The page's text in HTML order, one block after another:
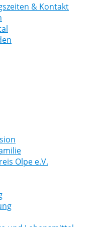
& Kontakt
Olpe e.V.